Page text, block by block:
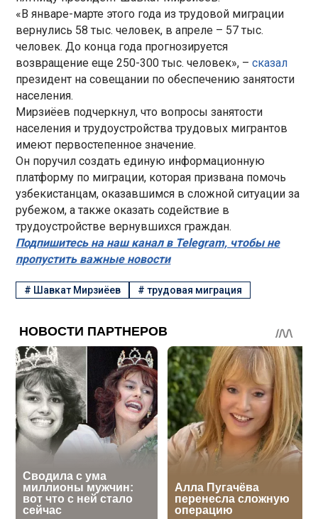
«В январе-марте этого года из трудовой миграции
вернулись 58 тыс. человек, в апреле – 57 тыс.
человек. До конца года прогнозируется
возвращение еще 250-300 тыс. человек», –сказал
президент на совещании по обеспечению занятости
населения.
Мирзиёев подчеркнул, что вопросы занятости
населения и трудоустройства трудовых мигрантов
имеют первостепенное значение.
Он поручил создать единую информационную
платформу по миграции, которая призвана помочь
узбекистанцам, оказавшимся в сложной ситуации за
рубежом, а также оказать содействие в
трудоустройстве вернувшихся граждан.
Подпишитесь на наш канал в Telegram, чтобы не
пропустить важные новости
# Шавкат Мирзиёев #трудовая миграция